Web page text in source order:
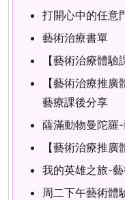
打開心中的任意
藝術治療書單
【藝術治療體
【藝術治療推
藝療課後分享
薩滿動物曼陀羅
【藝術治療推
我的英雄之旅-
周二下午藝術體